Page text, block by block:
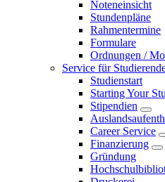
Noteneinsicht
Stundenpläne
Rahmentermine
Formulare
Ordnungen /
Service für
Studienstart
Starting Your
Stipendien
Career Service
Finanzierung
Gründung